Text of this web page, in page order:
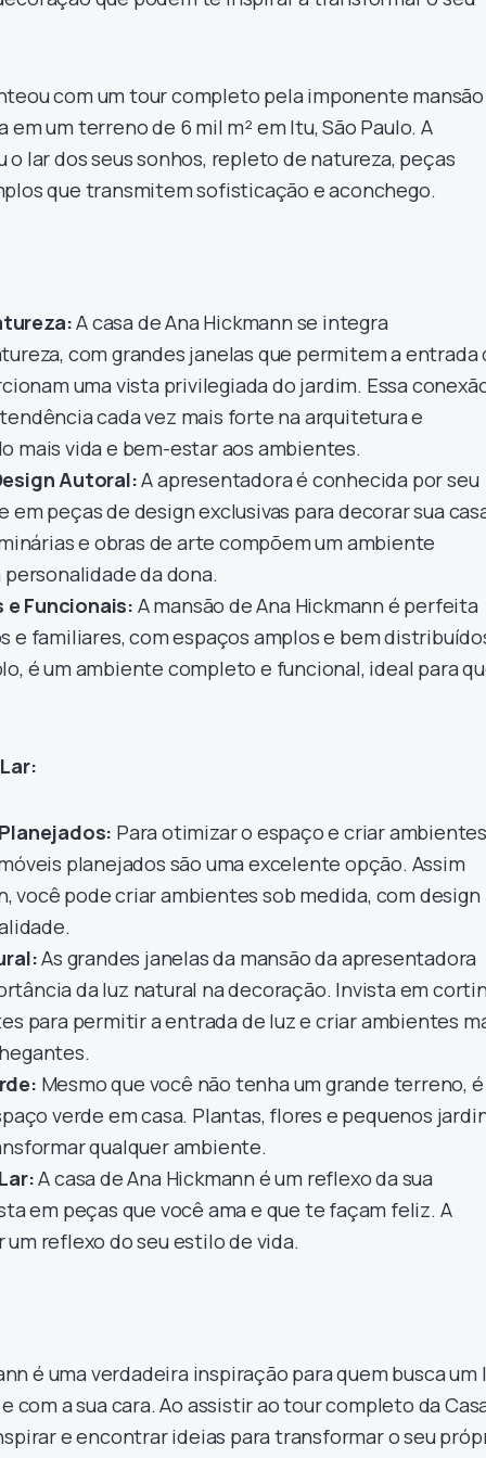
com um tour completo pela imponente
em um terreno de 6 mil m² em Itu, São Paulo. A
lar dos seus sonhos, repleto de natureza, peças
que transmitem sofisticação e aconchego.
A casa de Ana Hickmann se integra
com grandes janelas que permitem a entrada
uma vista privilegiada do jardim. Essa
cada vez mais forte na arquitetura e
mais vida e bem-estar aos ambientes.
Autoral:A apresentadora é conhecida por seu
em peças de design exclusivas para decorar sua
e obras de arte compõem um ambiente
da dona.
Funcionais: A mansão de Ana Hickmann é perfeita
e familiares, com espaços amplos e bem
é um ambiente completo e funcional, ideal para
Para otimizar o espaço e criar
planejados são uma excelente opção. Assim
você pode criar ambientes sob medida, com design
As grandes janelas da mansão da apresentadora
da luz natural na decoração. Invista em
para permitir a entrada de luz e criar ambientes
Mesmo que você não tenha um grande terreno, é
verde em casa. Plantas, flores e pequenos
qualquer ambiente.
A casa de Ana Hickmann é um reflexo da sua
em peças que você ama e que te façam feliz. A
reflexo do seu estilo de vida.
é uma verdadeira inspiração para quem busca um
com a sua cara. Ao assistir ao tour completo da
e encontrar ideias para transformar o seu